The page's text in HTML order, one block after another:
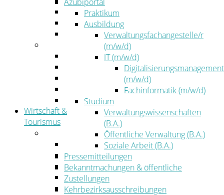
Bürgerinformationssystem
Wahlen
Der Landrat
Kommunalaufsicht
Zahlen, Daten, Fakten
Wirtschaft &
Tourismus
Wirtschaftsförderung
Gewerbeflächen und Unternehmen
Arbeitgeberservice
Mobilfunk & Breitband
Straßen- und Radwegebau
Praktikum
Ausbildung
Verwaltungsfachangestelle/r
(m/w/d)
IT (m/w/d)
Digitalisierungsmanagement
(m/w/d)
Fachinformatik (m/w/d)
Studium
Verwaltungswissenschaften
(B.A.)
Öffentliche Verwaltung (B.A.)
Soziale Arbeit (B.A.)
Pressemitteilungen
Bekanntmachungen & öffentliche
Zustellungen
Kehrbezirksausschreibungen